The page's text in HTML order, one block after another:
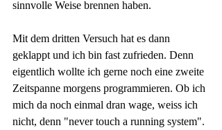
sinnvolle Weise brennen haben.
Mit dem dritten Versuch hat es dann
geklappt und ich bin fast zufrieden. Denn
eigentlich wollte ich gerne noch eine zweite
Zeitspanne morgens programmieren. Ob ich
mich da noch einmal dran wage, weiss ich
nicht, denn "never touch a running system".